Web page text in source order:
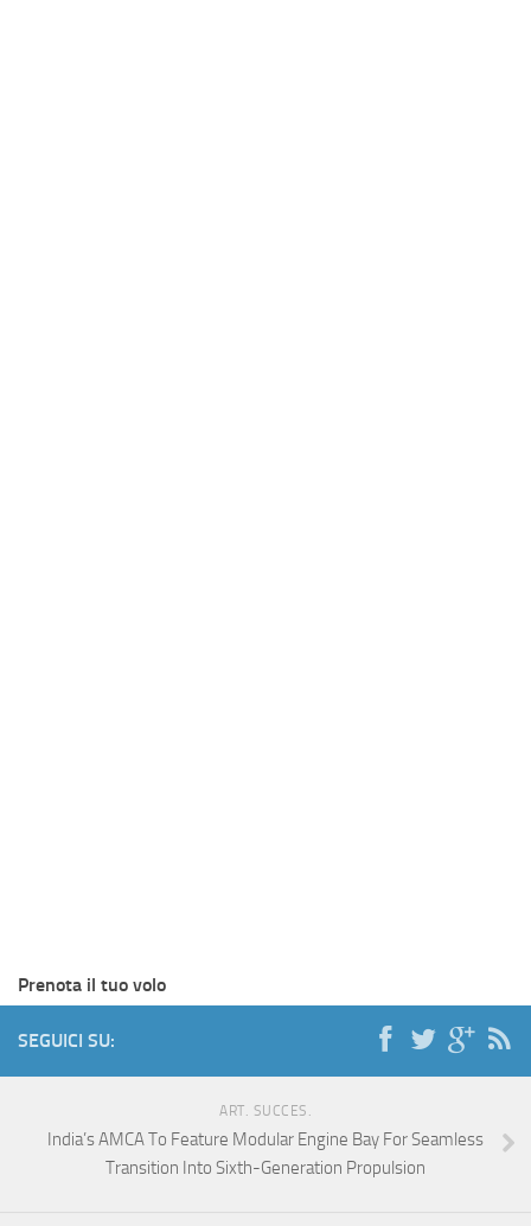
Prenota il tuo volo
SEGUICI SU:
ART. SUCCES.
India’s AMCA To Feature Modular Engine Bay For Seamless
Transition Into Sixth-Generation Propulsion